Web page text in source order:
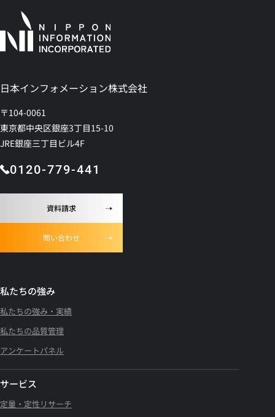
日本インフォメーション株式会社
〒104-0061
東京都中央区銀座3丁目15-10
JRE銀座三丁目ビル4F
0120-779-441
資料請求
問い合わせ
私たちの強み
私たちの強み・実績
私たちの品質管理
アンケートパネル
サービス
定量・定性リサーチ